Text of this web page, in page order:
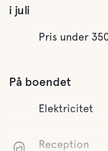
i juli
Pris under
På boendet
Elektricitet
Reception